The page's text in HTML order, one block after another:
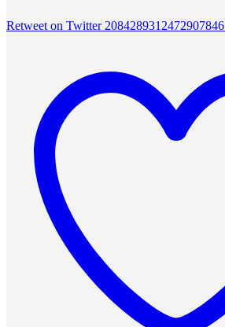
Retweet on Twitter 2084289312472907846